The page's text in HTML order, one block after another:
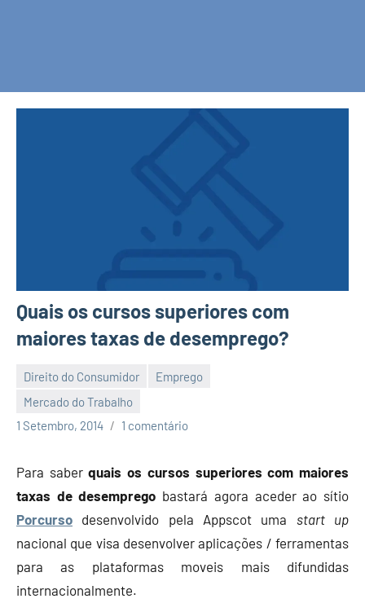
Quais os cursos superiores com
maiores taxas de desemprego?
Direito do Consumidor
Emprego
Mercado do Trabalho
1 Setembro, 2014
Economia
e
1 comentário
Para saberquais os cursos superiores com maiores
taxas de desemprego bastará agora aceder ao sítio
Porcurso desenvolvido pela Appscot uma start up
nacional que visa desenvolver aplicações / ferramentas
para as plataformas moveis mais difundidas
internacionalmente.